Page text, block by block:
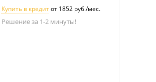
Купить в кредитот 1852 руб./мес.
Решение за 1-2 минуты!